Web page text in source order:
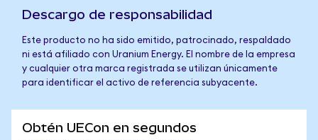
Descargo de responsabilidad
Este producto no ha sido emitido, patrocinado, respaldado
ni está afiliado con Uranium Energy. El nombre de la empresa
y cualquier otra marca registrada se utilizan únicamente
para identificar el activo de referencia subyacente.
Obtén UECon en segundos